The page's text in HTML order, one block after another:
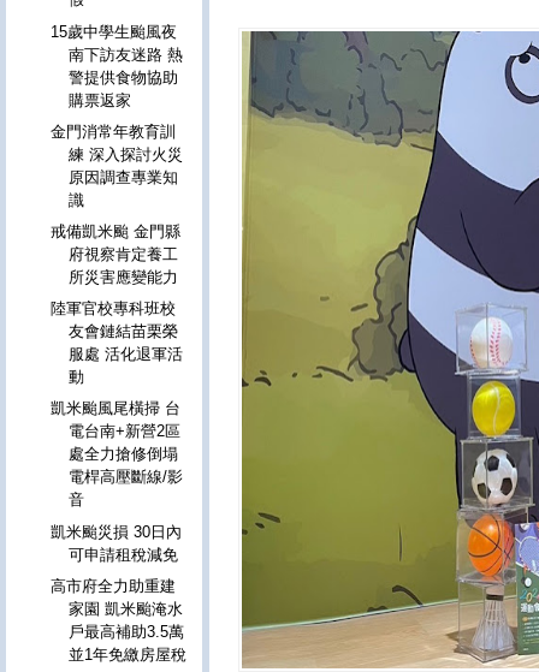
15歲中學生颱風夜
南下訪友迷路 熱
警提供食物協助
購票返家
金門消常年教育訓
練 深入探討火災
原因調查專業知
識
戒備凱米颱 金門縣
府視察肯定養工
所災害應變能力
陸軍官校專科班校
友會鏈結苗栗榮
服處 活化退軍活
動
凱米颱風尾橫掃 台
電台南+新營2區
處全力搶修倒塌
電桿高壓斷線/影
音
凱米颱災損 30日內
可申請租稅減免
高市府全力助重建
家園 凱米颱淹水
戶最高補助3.5萬
並1年免繳房屋稅